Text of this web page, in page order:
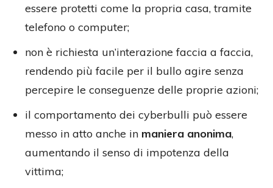
essere protetti come la propria casa, tramite
telefono o computer;
non è richiesta un’interazione faccia a faccia,
rendendo più facile per il bullo agire senza
percepire le conseguenze delle proprie azioni;
il comportamento dei cyberbulli può essere
messo in atto anche in maniera anonima,
aumentando il senso di impotenza della
vittima;